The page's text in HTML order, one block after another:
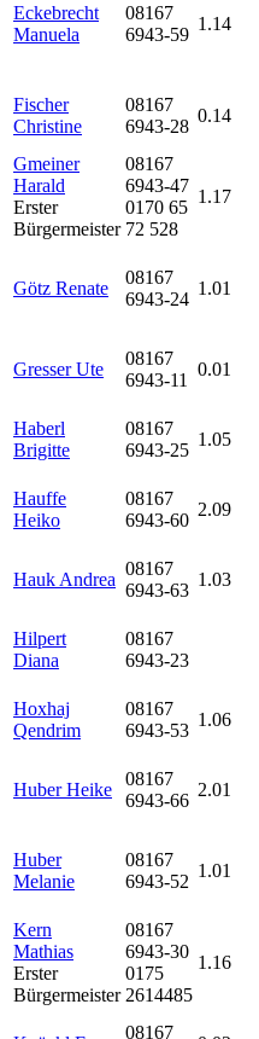
Eckebrecht
Manuela
08167
6943-59
1.14
Fischer
Christine
08167
6943-28
0.14
Gmeiner
Harald
Erster
Bürgermeister
08167
6943-47
0170 65
72 528
1.17
Götz Renate
08167
6943-24
1.01
Gresser Ute
08167
6943-11
0.01
Haberl
Brigitte
08167
6943-25
1.05
Hauffe
Heiko
08167
6943-60
2.09
Hauk Andrea
08167
6943-63
1.03
Hilpert
Diana
08167
6943-23
Hoxhaj
Qendrim
08167
6943-53
1.06
Huber Heike
08167
6943-66
2.01
Huber
Melanie
08167
6943-52
1.01
Kern
Mathias
Erster
Bürgermeister
08167
6943-30
0175
2614485
1.16
08167